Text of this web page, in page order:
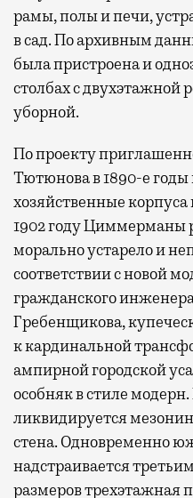
рамы, полы и печи,
в сад. По архивным
была пристроена и
столбах с двухэтажной
уборной.
По проекту
Тютюнова в 1890-е
хозяйственные корпуса
1902 году
морально устарело и
соответствии с новой
гражданского
Гребенщикова,
к кардинальной
ампирной городской
особняк в стиле
ликвидируется
стена. Одновременно
надстраивается
размеров трехэтажная